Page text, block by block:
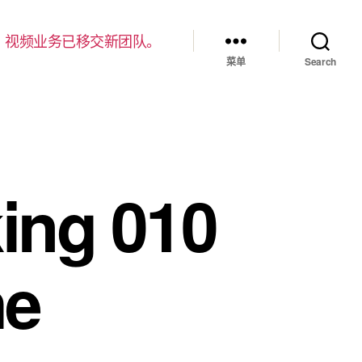
频业务已移交新团队。
菜单 Search
010